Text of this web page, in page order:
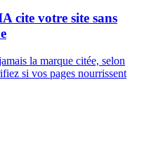
cite votre site sans
la marque citée, selon
si vos pages nourrissent